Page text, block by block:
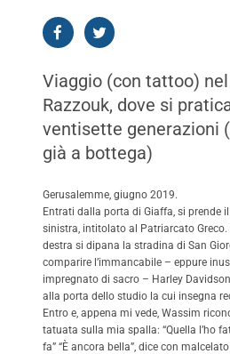
Viaggio (con tattoo)
Razzouk, dove si
ventisette generazioni
già a bottega)
Gerusalemme, giugno 2019.
Entrati dalla porta di Giaffa, si prende
sinistra, intitolato al Patriarcato
destra si dipana la stradina di San
comparire l’immancabile – eppure
impregnato di sacro – Harley
alla porta dello studio la cui insegna
Entro e, appena mi vede, Wassim
tatuata sulla mia spalla: “Quella l’ho
fa” “È ancora bella”, dice con